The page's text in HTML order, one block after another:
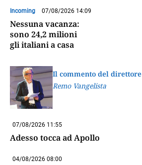
Incoming 07/08/2026 14:09
Nessuna vacanza:
sono 24,2 milioni
gli italiani a casa
Il commento del direttore
Remo Vangelista
07/08/2026 11:55
Adesso tocca ad Apollo
04/08/2026 08:00